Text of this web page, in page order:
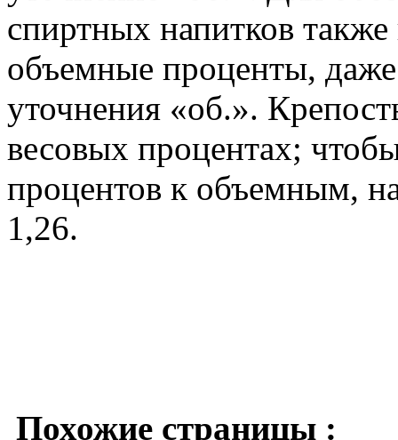
спиртных напитков также
объемные проценты, даже
уточнения «об.».
весовых процентах;
процентов к объемным,
1,26.
Похожие страницы :